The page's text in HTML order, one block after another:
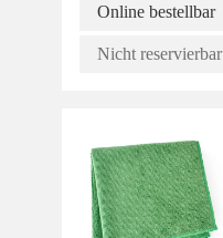
Online bestellbar
Nicht reservierbar